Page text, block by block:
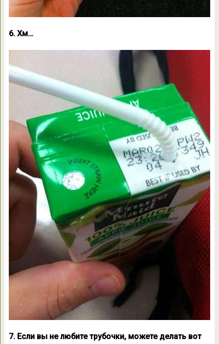
6. Хм…
7. Если вы не любите трубочки, можете делать вот